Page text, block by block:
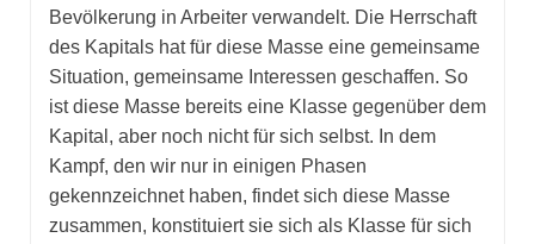
Bevölkerung in Arbeiter verwandelt. Die Herrschaft
des Kapitals hat für diese Masse eine gemeinsame
Situation, gemeinsame Interessen geschaffen. So
ist diese Masse bereits eine Klasse gegenüber dem
Kapital, aber noch nicht für sich selbst. In dem
Kampf, den wir nur in einigen Phasen
gekennzeichnet haben, findet sich diese Masse
zusammen, konstituiert sie sich als Klasse für sich